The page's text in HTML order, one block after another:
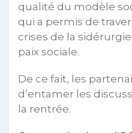
qualité du modèle
qui a permis de
crises de la
paix sociale.
De ce fait, les
d’entamer les
la rentrée.